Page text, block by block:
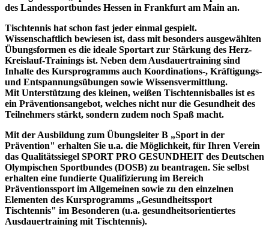
des Landessportbundes Hessen in Frankfurt am Main an.
Tischtennis hat schon fast jeder einmal gespielt.
Wissenschaftlich bewiesen ist, dass mit besonders ausgewählten
Übungsformen es die ideale Sportart zur Stärkung des Herz-
Kreislauf-Trainings ist. Neben dem Ausdauertraining sind
Inhalte des Kursprogramms auch Koordinations-, Kräftigungs-
und Entspannungsübungen sowie Wissensvermittlung.
Mit Unterstützung des kleinen, weißen Tischtennisballes ist es
ein Präventionsangebot, welches nicht nur die Gesundheit des
Teilnehmers stärkt, sondern zudem noch Spaß macht.
Mit der Ausbildung zum Übungsleiter B „Sport in der
Prävention" erhalten Sie u.a. die Möglichkeit, für Ihren Verein
das Qualitätssiegel SPORT PRO GESUNDHEIT des Deutschen
Olympischen Sportbundes (DOSB) zu beantragen. Sie selbst
erhalten eine fundierte Qualifizierung im Bereich
Präventionssport im Allgemeinen sowie zu den einzelnen
Elementen des Kursprogramms „Gesundheitssport
Tischtennis" im Besonderen (u.a. gesundheitsorientiertes
Ausdauertraining mit Tischtennis).